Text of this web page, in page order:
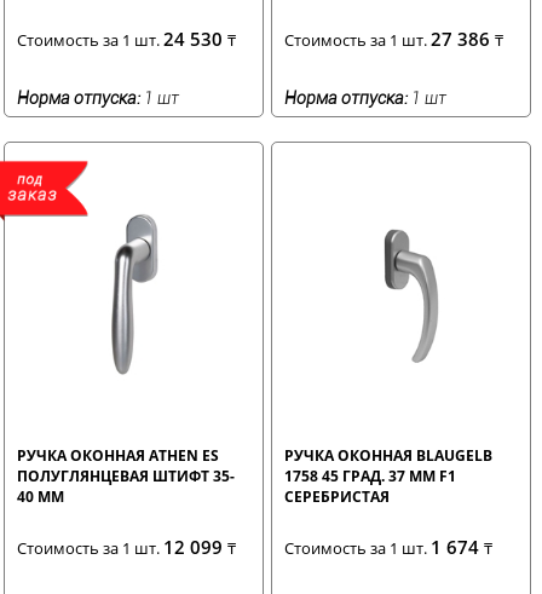
Стоимость за 1 шт.24 530 ₸
Норма отпуска: 1 шт
Стоимость за 1 шт.27 386₸
Норма отпуска: 1 шт
РУЧКА ОКОННАЯ ATHEN ES
ПОЛУГЛЯНЦЕВАЯ ШТИФТ 35-
40 ММ
Стоимость за 1 шт. 12 099 ₸
РУЧКА ОКОННАЯ BLAUGELB
1758 45 ГРАД. 37 ММ F1
СЕРЕБРИСТАЯ
Стоимость за 1 шт. 1 674₸